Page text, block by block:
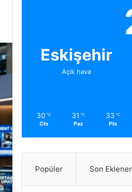
Eskişehir
Açık hava
30 ℃
Cts
31 ℃
Paz
33 ℃
Pts
Popüler Son